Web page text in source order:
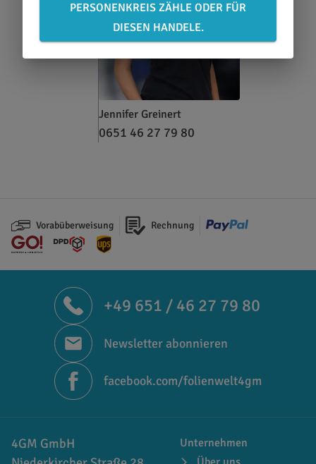
Jennifer Greinert
0651 46 27 79 80
Vorabüberweisung Rechnung
+49 651 / 46 27 79 80
Newsletter abonnieren
facebook.com/folienwelt4gm
4GM GmbH
Unternehmen
PERSONENKREIS ZÄHLE ODER FÜR
DIESEN HANDELE.